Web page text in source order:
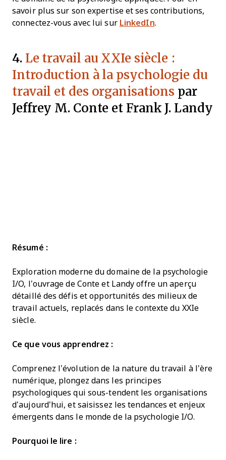
savoir plus sur son expertise et ses contributions,
connectez-vous avec lui sur LinkedIn.
4. Le travail au XXIe siècle :
Introduction à la psychologie du
travail et des organisations par
Jeffrey M. Conte et Frank J. Landy
Résumé :
Exploration moderne du domaine de la psychologie
I/O, l’ouvrage de Conte et Landy offre un aperçu
détaillé des défis et opportunités des milieux de
travail actuels, replacés dans le contexte du XXIe
siècle.
Ce que vous apprendrez :
Comprenez l’évolution de la nature du travail à l’ère
numérique, plongez dans les principes
psychologiques qui sous-tendent les organisations
d’aujourd’hui, et saisissez les tendances et enjeux
émergents dans le monde de la psychologie I/O.
Pourquoi le lire :